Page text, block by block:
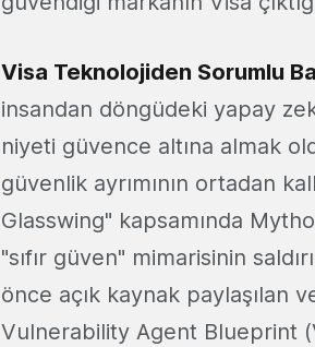
Visa Teknolojiden Sorumlu
insandan döngüdeki yapay
niyeti güvence altına almak
güvenlik ayrımının ortadan
Glasswing" kapsamında
"sıfır güven" mimarisinin
önce açık kaynak paylaşılan
Vulnerability Agent Blueprint